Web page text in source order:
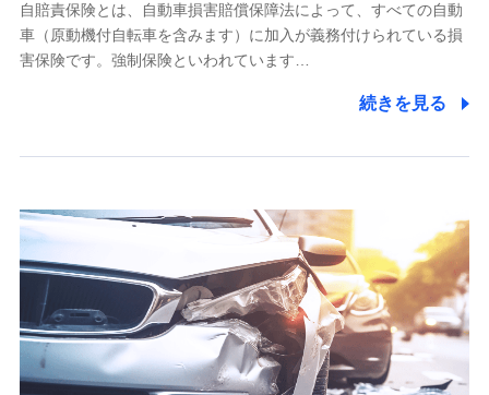
業務の委託
当社は利用目的の達成に必要な範囲内において個人情報の取
【共同して利用される利用データの項目】
当社又は株式会社NTTドコモがサービス提供等を通じて取得
した、以下の情報などの個人データ
基本情報
氏名、電話番号、メールアドレス、お客さまの識別子、
属性、連絡先、dポイントサービスのご利用に関する情
自賠責保険とは、自動車損害賠償保障法によって、すべての自動
車（原動機付自転車を含みます）に加入が義務付けられている損
害保険です。強制保険といわれています…
続きを見る